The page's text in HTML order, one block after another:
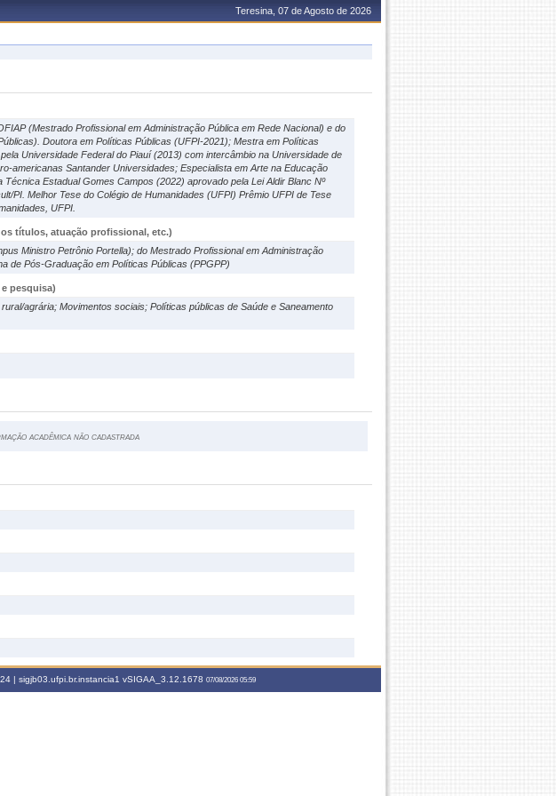
Teresina, 07 de Agosto de 2026
(Mestrado Profissional em Administração Pública em Rede Nacional) e do
Doutora em Políticas Públicas (UFPI-2021); Mestra em Políticas
Universidade Federal do Piauí (2013) com intercâmbio na Universidade de
americanas Santander Universidades; Especialista em Arte na Educação
Estadual Gomes Campos (2022) aprovado pela Lei Aldir Blanc Nº
PI. Melhor Tese do Colégio de Humanidades (UFPI) Prêmio UFPI de Tese
UFPI.
títulos, atuação profissional, etc.)
Ministro Petrônio Portella); do Mestrado Profissional em Administração
de Pós-Graduação em Políticas Públicas (PPGPP)
pesquisa)
agrária; Movimentos sociais; Políticas públicas de Saúde e Saneamento
acadêmica não cadastrada
| sigjb03.ufpi.br.instancia1 vSIGAA_3.12.1678 07/08/2026 05:59